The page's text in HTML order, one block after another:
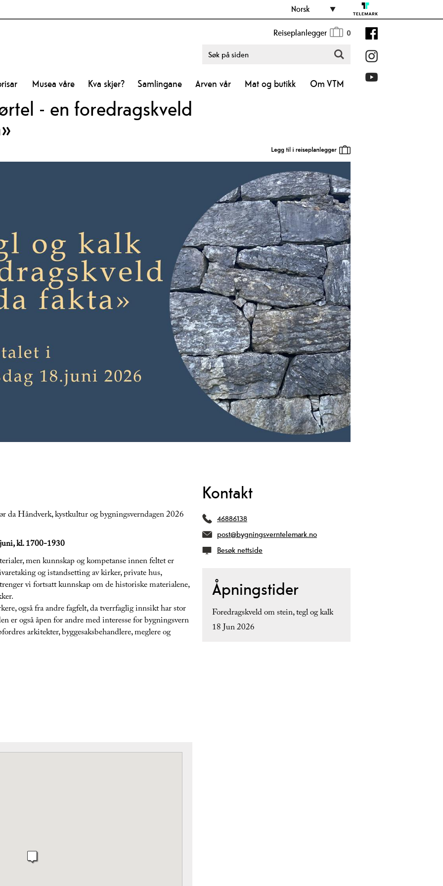
Norsk
Reiseplanlegger 0
Musea våre Kva skjer? Samlingane Arven vår Mat og butikk Om VTM
- en foredragskveld
da Håndverk, kystkultur og bygningsverndagen 2026
kl. 1700-1930
men kunnskap og kompetanse innen feltet er
og istandsetting av kirker, private hus,
vi fortsatt kunnskap om de historiske materialene,
også fra andre fagfelt, da tverrfaglig innsikt har stor
er også åpen for andre med interesse for bygningsvern
arkitekter, byggesaksbehandlere, meglere og
Kontakt
46886138
post@bygningsverntelemark.no
Besøk nettside
Åpningstider
Foredragskveld om stein, tegl og kalk
18 Jun 2026